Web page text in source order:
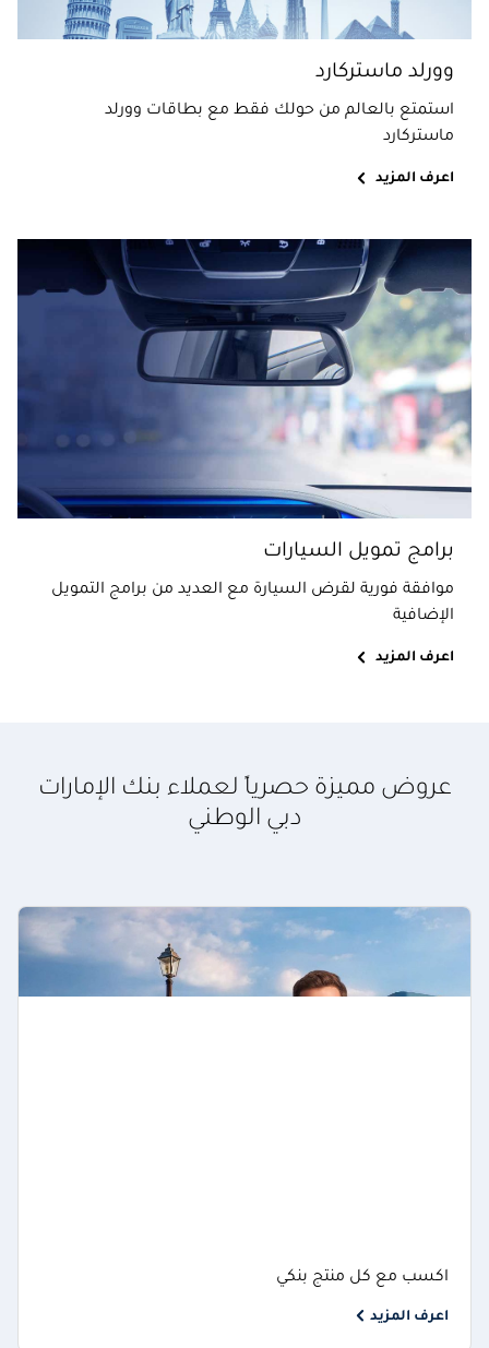
وورلد ماستركارد
استمتع بالعالم من حولك فقط مع بطاقات وورلد
ماستركارد
اعرف المزيد
برامج تمويل السيارات
موافقة فورية لقرض السيارة مع العديد من برامج التمويل
الإضافية
اعرف المزيد
عروض مميزة حصرياً لعملاء بنك الإمارات
دبي الوطني
اكسب مع كل منتج بنكي
اعرف المزيد